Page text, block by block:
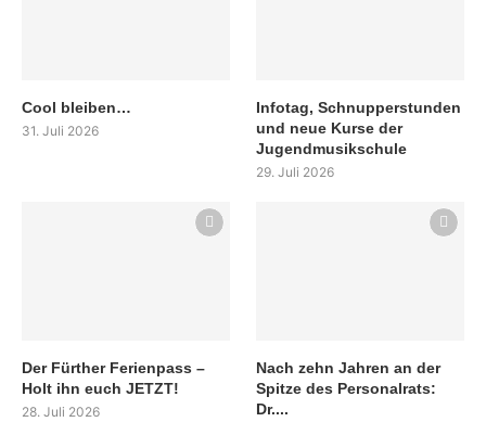
Cool bleiben…
31. Juli 2026
Infotag, Schnupperstunden
und neue Kurse der
Jugendmusikschule
29. Juli 2026
Der Fürther Ferienpass –
Holt ihn euch JETZT!
28. Juli 2026
Nach zehn Jahren an der
Spitze des Personalrats:
Dr....